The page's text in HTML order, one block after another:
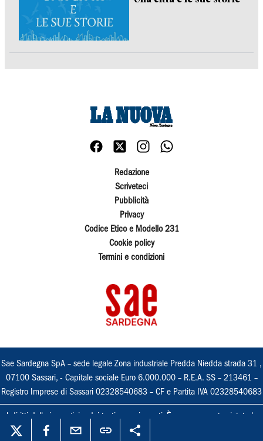
Redazione
Scriveteci
Pubblicità
Privacy
Codice Etico e Modello 231
Cookie policy
Termini e condizioni
Sae Sardegna SpA – sede legale Zona industriale Predda Niedda strada 31 ,
07100 Sassari, - Capitale sociale Euro 6.000.000 – R.E.A. SS – 213461 –
Registro Imprese di Sassari 02328540683 – CF e Partita IVA 02328540683
I diritti delle immagini e dei testi sono riservati. È espressamente vietata la
loro riproduzione con qualsiasi mezzo e l'adattamento totale o parziale.